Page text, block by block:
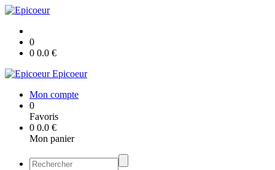
0
0 0.0 €
Epicoeur
Mon compte
0
Favoris
0 0.0 €
Mon panier